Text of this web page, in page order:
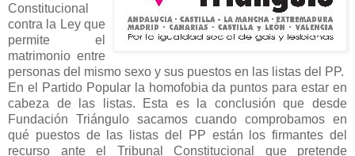
Constitucional
contra la Ley que
permite el
matrimonio entre
personas del mismo sexo y sus puestos en las listas del PP.
En el Partido Popular la homofobia da puntos para estar en
cabeza de las listas. Esta es la conclusión que desde
Fundación Triángulo sacamos cuando comprobamos en
qué puestos de las listas del PP están los firmantes del
recurso ante el Tribunal Constitucional que pretende